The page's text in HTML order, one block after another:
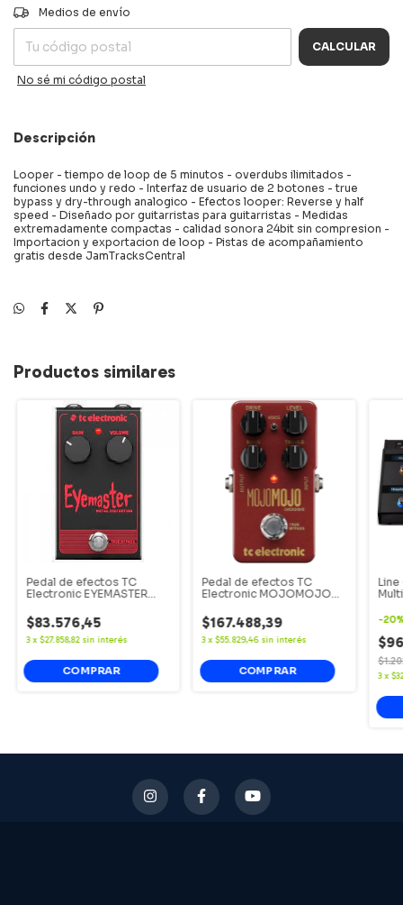
Entregas para el CP:
Medios de envío
CALCULAR
No sé mi código postal
Descripción
Looper - tiempo de loop de 5 minutos - overdubs ilimitados -
funciones undo y redo - Interfaz de usuario de 2 botones - true
bypass y dry-through analogico - Efectos looper: Reverse y half
speed - Diseñado por guitarristas para guitarristas - Medidas
extremadamente compactas - calidad sonora 24bit sin compresion -
Importacion y exportacion de loop - Pistas de acompañamiento
gratis desde JamTracksCentral
Productos similares
Pedal de efectos TC
Electronic EYEMASTER
$83.576,45
3 x$27.858,82 sin interés
Pedal de efectos TC
Electronic MOJOMOJO
$167.488,39
3 x$55.829,46 sin interés
-20
3 x